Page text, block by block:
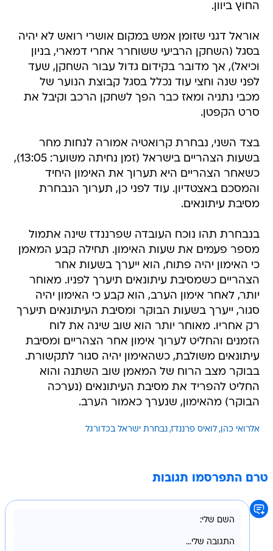
החוץ ביוון.
אוראל דגני שזומן אמש במקום אושרי רואש לא יהיה
בסגל (השחקן הרביעי ששוחרר אחרי דמארי, בניון
וכיאל), אך מדובר בקידום גדול עבור השחקן, שעד
לפני שנה וחצי עוד נכלל בסגל קבוצת הנוער של
מכבי נתניה ומאז כבר הפך לשחקן הרכב וקיבל את
סרט הקפטן.
בצד השני, נבחרת קרואטיה אמורה לנחות מחר
בשעות הצהריים בישראל (זמן נחיתה משוער: 13:05),
כשאחר הצהריים היא תערוך את האימון היחיד
והמסכם באצטדיון. עוד לפני כן, תערוך הנבחרת
מסיבת עיתונאים.
בנבחרת תהו נוכח העובדה שפרננדז שינה אתמול
מספר פעמים את שעות האימון. תחילה קבע המאמן
כי האימון יהיה פתוח, הוא ייערך בשעות אחר
הצהריים כשמסיבת עיתונאים תיערך לפניו. מאוחר
יותר, לאחר אימון הערב, הוא קבע כי האימון יהיה
סגור, ייערך בשעות הבוקר ומסיבת העיתונאים תיערך
רק אחריו. מאוחר יותר הוא שוב שינה את לוח
הזמנים והחליט לערוך אימון אחר הצהריים ומסיבת
עיתונאים משולבת, כשהאימון יהיה סגור לתקשורת.
בבוקר מצב הרוח של המאמן שוב השתנה והוא
החליט להפריד את מסיבת העיתונאים (נערכה
הבוקר) מהאימון, שנערך כאמור הערב.
אלרואי כהן לואיס פרננדז נבחרת ישראל בכדורגל
טרם התפרסמו תגובות